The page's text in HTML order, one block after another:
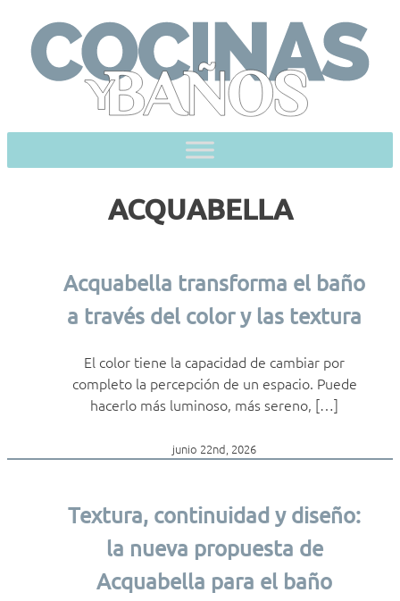
content
ACQUABELLA
Acquabella transforma el baño
a través del color y las textura
El color tiene la capacidad de cambiar por
completo la percepción de un espacio. Puede
hacerlo más luminoso, más sereno, […]
junio 22nd, 2026
Textura, continuidad y diseño:
la nueva propuesta de
Acquabella para el baño